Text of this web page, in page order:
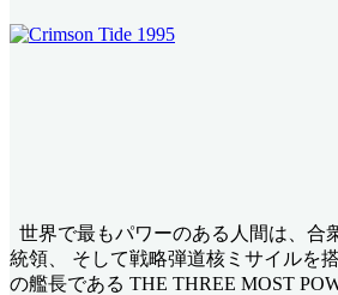
世界で最もパワーのある人間は、合
統領、 そして戦略弾道核ミサイルを
の艦長である THE THREE MOST